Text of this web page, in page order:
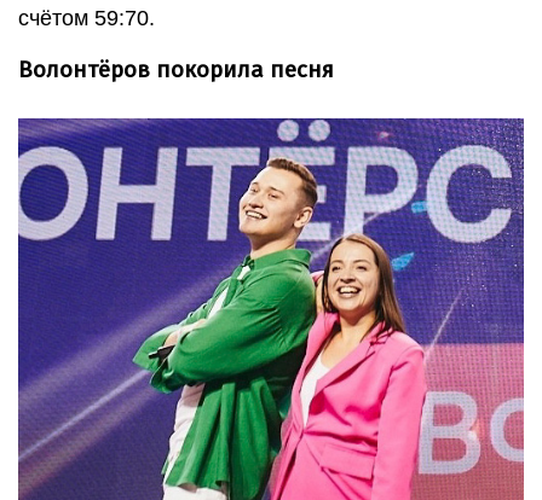
счётом 59:70.
Волонтёров покорила песня